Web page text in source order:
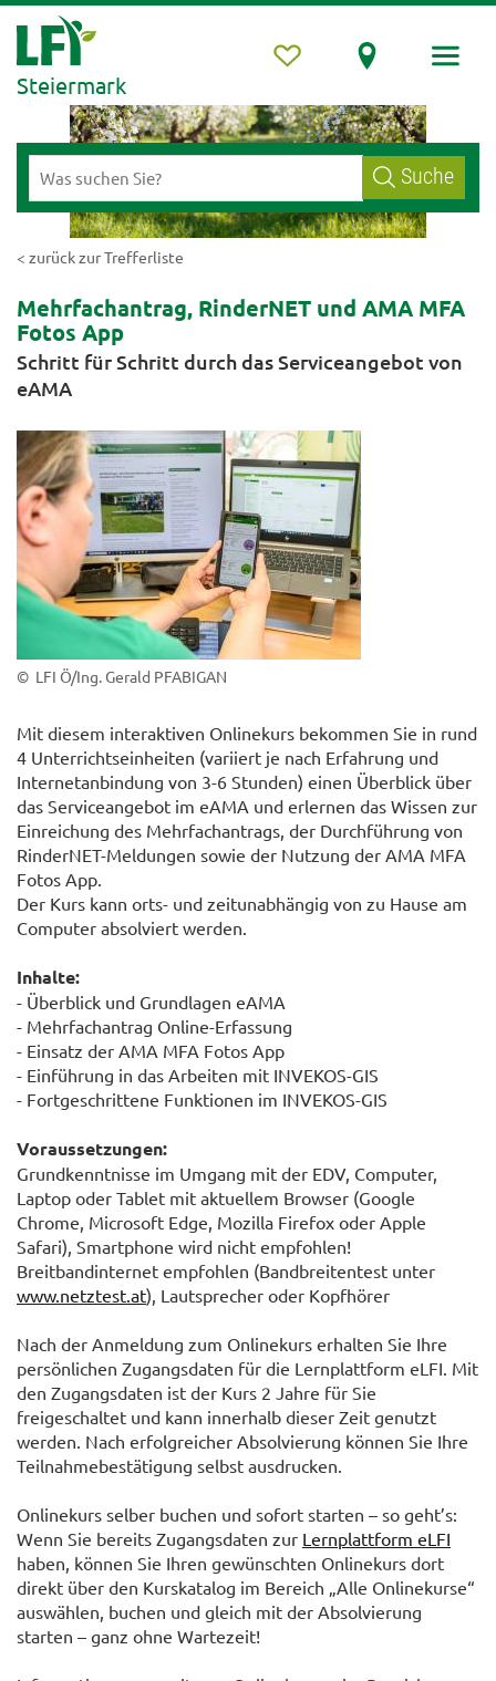
Steiermark
Suche
< zurück zur Trefferliste
Mehrfachantrag, RinderNET und AMA MFA
Fotos App
Schritt für Schritt durch das Serviceangebot von
eAMA
© LFI Ö/Ing. Gerald PFABIGAN
Mit diesem interaktiven Onlinekurs bekommen Sie in rund
4 Unterrichtseinheiten (variiert je nach Erfahrung und
Internetanbindung von 3-6 Stunden) einen Überblick über
das Serviceangebot im eAMA und erlernen das Wissen zur
Einreichung des Mehrfachantrags, der Durchführung von
RinderNET-Meldungen sowie der Nutzung der AMA MFA
Fotos App.
Der Kurs kann orts- und zeitunabhängig von zu Hause am
Computer absolviert werden.
Inhalte:
- Überblick und Grundlagen eAMA
- Mehrfachantrag Online-Erfassung
- Einsatz der AMA MFA Fotos App
- Einführung in das Arbeiten mit INVEKOS-GIS
- Fortgeschrittene Funktionen im INVEKOS-GIS
Voraussetzungen:
Grundkenntnisse im Umgang mit der EDV, Computer,
Laptop oder Tablet mit aktuellem Browser (Google
Chrome, Microsoft Edge, Mozilla Firefox oder Apple
Safari), Smartphone wird nicht empfohlen!
Breitbandinternet empfohlen (Bandbreitentest unter
www.netztest.at), Lautsprecher oder Kopfhörer
Nach der Anmeldung zum Onlinekurs erhalten Sie Ihre
persönlichen Zugangsdaten für die Lernplattform eLFI. Mit
den Zugangsdaten ist der Kurs 2 Jahre für Sie
freigeschaltet und kann innerhalb dieser Zeit genutzt
werden. Nach erfolgreicher Absolvierung können Sie Ihre
Teilnahmebestätigung selbst ausdrucken.
Onlinekurs selber buchen und sofort starten – so geht’s:
Wenn Sie bereits Zugangsdaten zur Lernplattform eLFI
haben, können Sie Ihren gewünschten Onlinekurs dort
direkt über den Kurskatalog im Bereich „Alle Onlinekurse“
auswählen, buchen und gleich mit der Absolvierung
starten – ganz ohne Wartezeit!